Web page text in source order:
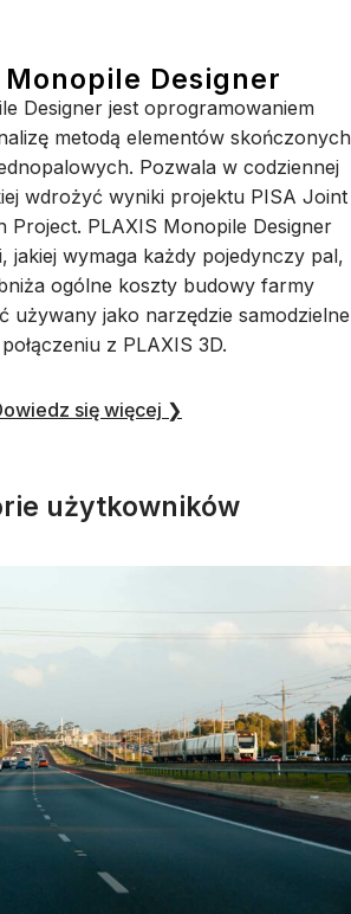
Monopile Designer
Designer jest oprogramowaniem
metodą elementów skończonych
Pozwala w codziennej
wdrożyć wyniki projektu PISA Joint
Project. PLAXIS Monopile Designer
jakiej wymaga każdy pojedynczy pal,
ogólne koszty budowy farmy
używany jako narzędzie samodzielne
z PLAXIS 3D.
się więcej ❯
użytkowników